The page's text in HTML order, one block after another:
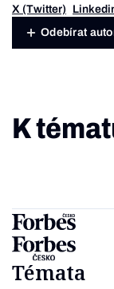
X (Twitter)
Odebírat
K
Témata